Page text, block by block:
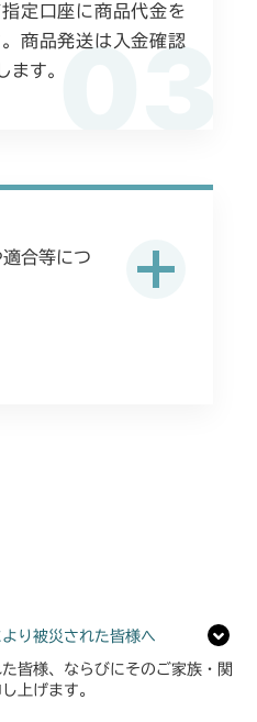
03
定口座に商品代金を
商品発送は入金確認
ます。
合等につ
り被災された皆様へ
皆様、ならびにそのご家族・関
上げます。